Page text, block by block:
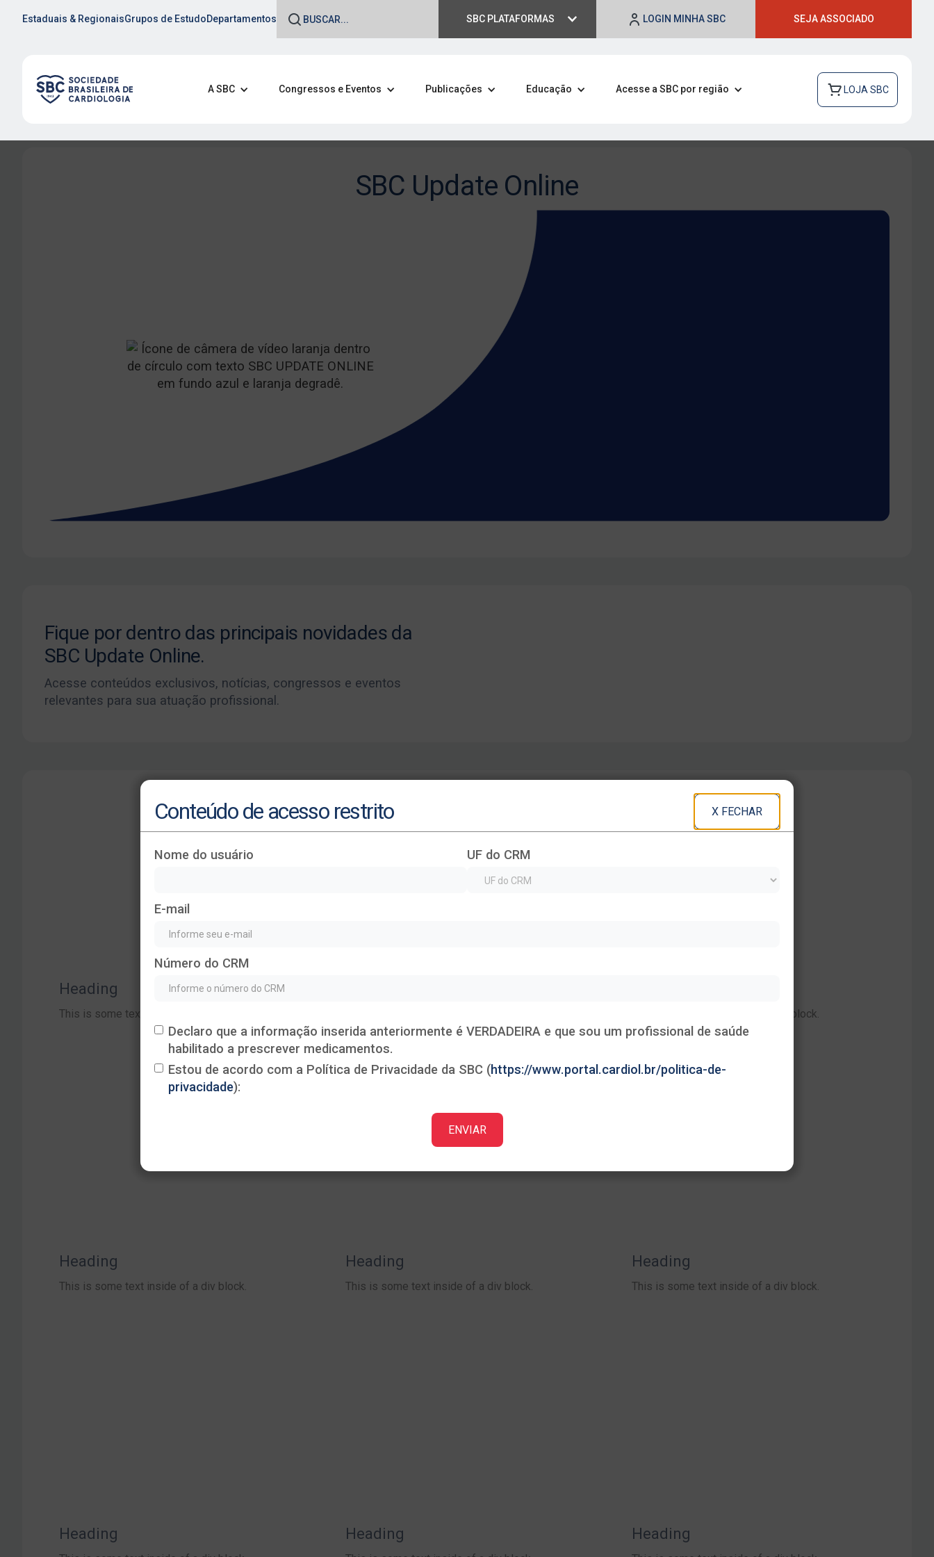
Estaduais & RegionaisGrupos de EstudoDepartamentos SBC PLATAFORMAS LOGIN MINHA SBC SEJA ASSOCIADO
A SBC Congressos e Eventos Publicações Educação Acesse a SBC por região LOJA SBC
Conteúdo de acesso restrito X FECHAR
Nome do usuário UF do CRM
E-mail
Número do CRM
Declaro que a informação inserida anteriormente é VERDADEIRA e que sou um profissional de saúde
habilitado a prescrever medicamentos.
Estou de acordo com a Política de Privacidade da SBC (https://www.portal.cardiol.br/politica-de-
privacidade):
SBC Update Online
Fique por dentro das principais novidades da
SBC Update Online.
Acesse conteúdos exclusivos, notícias, congressos e eventos
relevantes para sua atuação profissional.
Heading
This is some text inside of a div block. This is some text inside of a div block.
Heading
This is some text inside of a div block.
Heading
This is some text inside of a div block.
Heading
This is some text inside of a div block.
Heading Heading Heading